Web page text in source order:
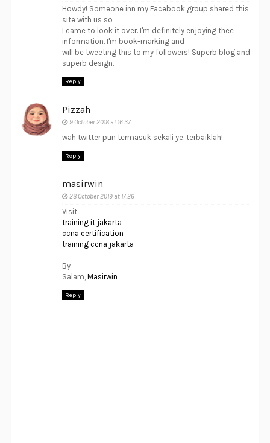
Howdy! Someone inn my Facebook group shared this
site with us so
I came to look it over. I'm definitely enjoying thee
information. I'm book-marking and
will be tweeting this to my followers! Superb blog and
superb design.
Reply
Pizzah
9 October 2018 at 16:37
wah twitter pun termasuk sekali ye. terbaiklah!
Reply
masirwin
28 October 2019 at 17:26
Visit :
training it jakarta
ccna certification
training ccna jakarta
By
Salam, Masirwin
Reply